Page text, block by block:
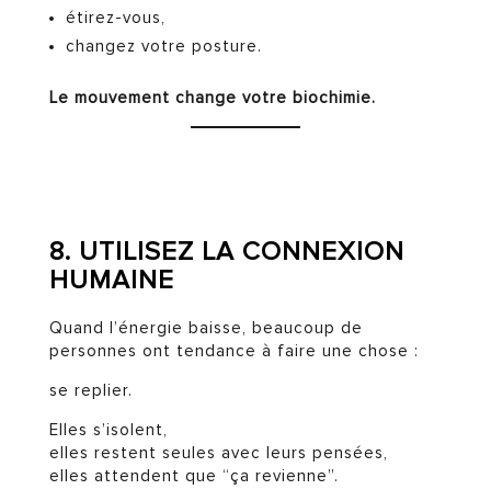
étirez-vous,
changez votre posture.
Le mouvement change votre biochimie.
8. UTILISEZ LA CONNEXION
HUMAINE
Quand l’énergie baisse, beaucoup de
personnes ont tendance à faire une chose :
se replier.
Elles s’isolent,
elles restent seules avec leurs pensées,
elles attendent que “ça revienne”.